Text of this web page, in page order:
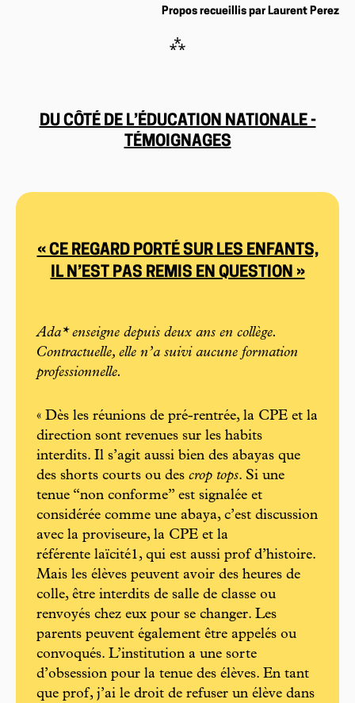
Propos recueillis par Laurent Perez
⁂
DU CÔTÉ DE L’ÉDUCATION NATIONALE -
TÉMOIGNAGES
« CE REGARD PORTÉ SUR LES ENFANTS,
IL N’EST PAS REMIS EN QUESTION »
Ada* enseigne depuis deux ans en collège.
Contractuelle, elle n’a suivi aucune formation
professionnelle.
« Dès les réunions de pré-rentrée, la CPE et la
direction sont revenues sur les habits
interdits. Il s’agit aussi bien des abayas que
des shorts courts ou des crop tops. Si une
tenue “non conforme” est signalée et
considérée comme une abaya, c’est discussion
avec la proviseure, la CPE et la
référente laïcité1, qui est aussi prof d’histoire.
Mais les élèves peuvent avoir des heures de
colle, être interdits de salle de classe ou
renvoyés chez eux pour se changer. Les
parents peuvent également être appelés ou
convoqués. L’institution a une sorte
d’obsession pour la tenue des élèves. En tant
que prof, j’ai le droit de refuser un élève dans